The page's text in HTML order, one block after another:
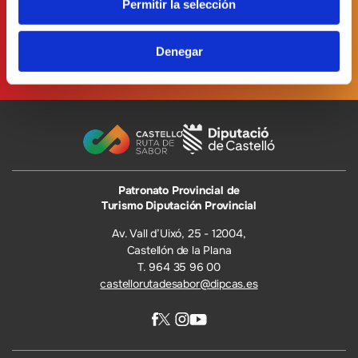
Permitir la selección
Denegar
Patronato Provincial de
Turismo Diputación Provincial
Av. Vall d’Uixó, 25 - 12004,
Castellón de la Plana
T. 964 35 96 00
castellorutadesabor@dipcas.es